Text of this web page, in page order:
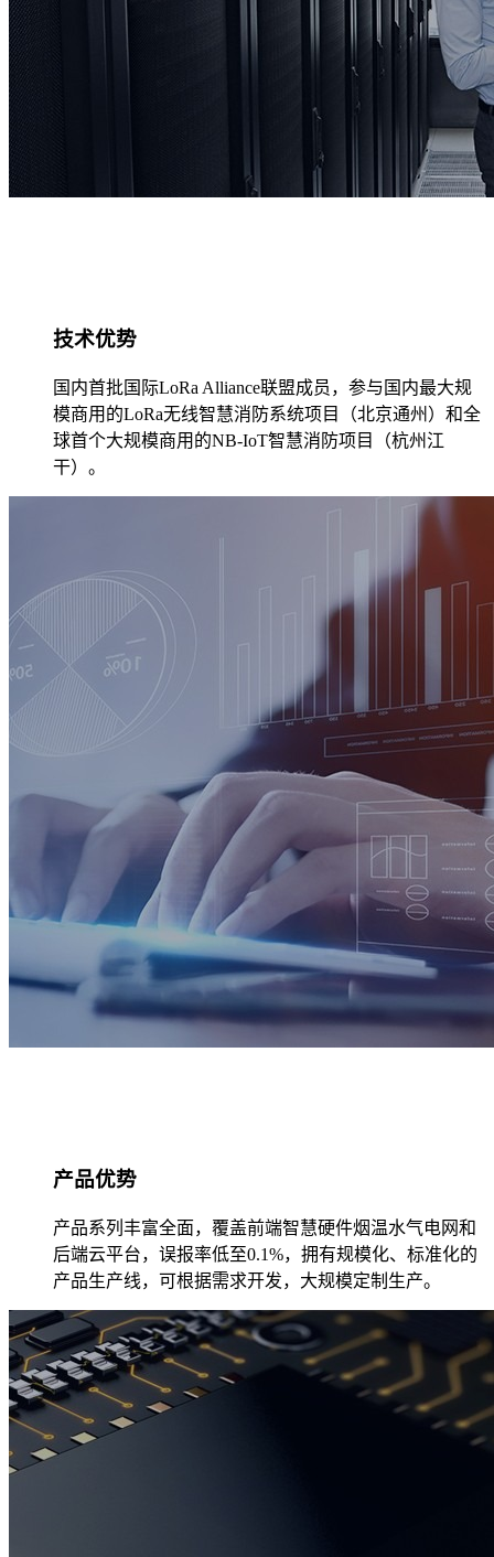
技术优势
​国内首批国际LoRa Alliance联盟成员，参与国内最大规
模商用的LoRa无线智慧消防系统项目（北京通州）和全
球首个大规模商用的NB-IoT智慧消防项目（杭州江
干）。
产品优势
产品系列丰富全面，覆盖前端智慧硬件烟温水气电网和
后端云平台，误报率低至0.1%，拥有规模化、标准化的
产品生产线，可根据需求开发，大规模定制生产。